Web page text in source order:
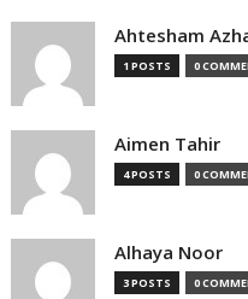
Ahtesham
1 POSTS 0
Aimen Tahir
4 POSTS 0
Alhaya Noor
3 POSTS 0